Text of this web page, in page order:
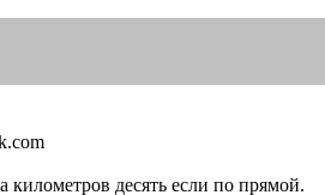
десять если по прямой.